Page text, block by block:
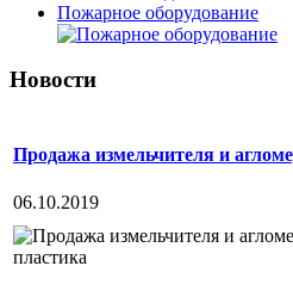
Пожарное оборудование
Новости
Продажа измельчителя и
06.10.2019